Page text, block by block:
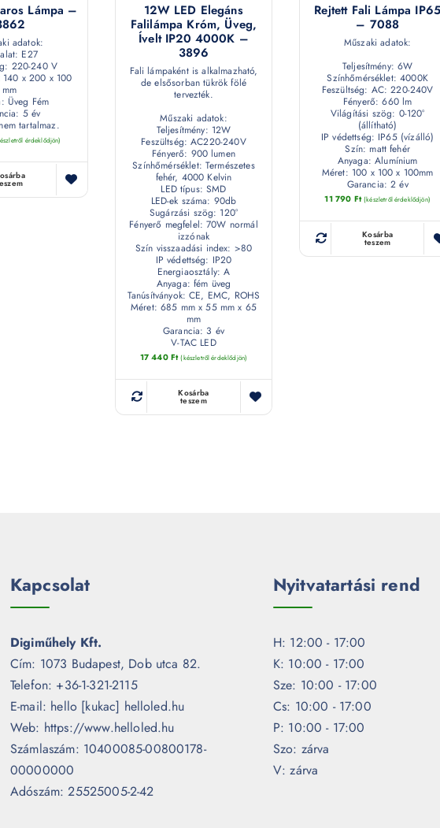
Lámpa –
adatok:
E27
220-240 V
x 200 x 100
mm
Üveg Fém
5 év
tartalmaz.
érdeklődjön)
12W LED Elegáns
Falilámpa Króm, Üveg,
Ívelt IP20 4000K –
3896
Fali lámpaként is alkalmazható,
de elsősorban tükrök fölé
tervezték.
Műszaki adatok:
Teljesítmény: 12W
Feszültség: AC220-240V
Fényerő: 900 lumen
Színhőmérséklet: Természetes
fehér, 4000 Kelvin
LED típus: SMD
LED-ek száma: 90db
Sugárzási szög: 120°
Fényerő megfelel: 70W normál
izzónak
Szín visszaadási index: >80
IP védettség: IP20
Energiaosztály: A
Anyaga: fém üveg
Tanúsítványok: CE, EMC, ROHS
Méret: 685 mm x 55 mm x 65
mm
Garancia: 3 év
V-TAC LED
17 440 Ft (készletről érdeklődjön)
Kosárba
teszem
Rejtett Fali Lámpa IP65
– 7088
Műszaki adatok:
Teljesítmény: 6W
Színhőmérséklet: 4000K
Feszültség: AC: 220-240V
Fényerő: 660 lm
Világítási szög: 0-120°
(állítható)
IP védettség: IP65 (vízálló)
Szín: matt fehér
Anyaga: Alumínium
Méret: 100 x 100 x 100mm
Garancia: 2 év
11 790 Ft (készletről érdeklődjön)
Kosárba
teszem
Kapcsolat
Digiműhely Kft.
Cím: 1073 Budapest, Dob utca 82.
Telefon: +36-1-321-2115
E-mail: hello [kukac] helloled.hu
Web: https://www.helloled.hu
Számlaszám: 10400085-00800178-
00000000
Adószám: 25525005-2-42
Nyitvatartási rend
H: 12:00 - 17:00
K: 10:00 - 17:00
Sze: 10:00 - 17:00
Cs: 10:00 - 17:00
P: 10:00 - 17:00
Szo: zárva
V: zárva